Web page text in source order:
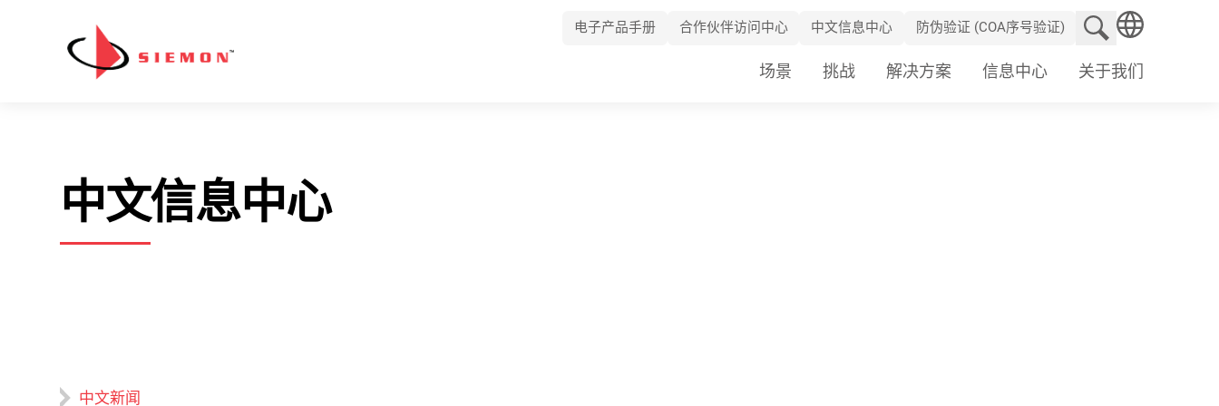
电子产品手册 合作伙伴访问中心 中文信息中心 防伪验证 (COA序号验证)
搜索网站
场景 挑战 解决方案 信息中心 关于我们
中文信息中心
中文新闻